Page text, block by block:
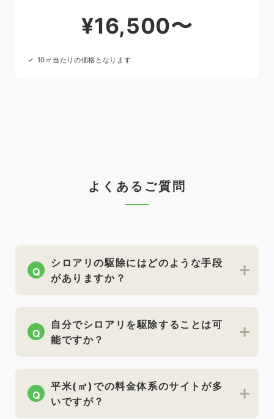
¥16,500〜
10㎡当たりの価格となります
よくあるご質問
Q
シロアリの駆除にはどのような手段
がありますか？
Q
自分でシロアリを駆除することは可
能ですか？
Q
平米(㎡)での料金体系のサイトが多
いですが？